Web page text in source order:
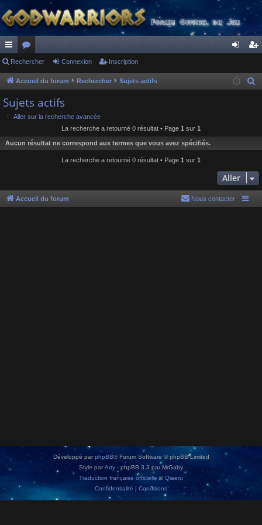
ac
co
ur
ci
or
u
s
ne cri
Rechercher Connexion Inscription
Accueil du forum Rechercher Sujets actifs
h
e
Sujets actifs
Aller sur la recherche avancée
La recherche a retourné 0 résultat • Page 1 sur 1
Aucun résultat ne correspond aux termes que vous avez spécifiés.
La recherche a retourné 0 résultat • Page 1 sur 1
Aller
Accueil du forum Nous contacter
Développé par phpBB® Forum Software © phpBB Limited
Style parArty - phpBB 3.3 par MrGaby
Traduction française officielle ©Qiaeru
Confidentialité | Conditions